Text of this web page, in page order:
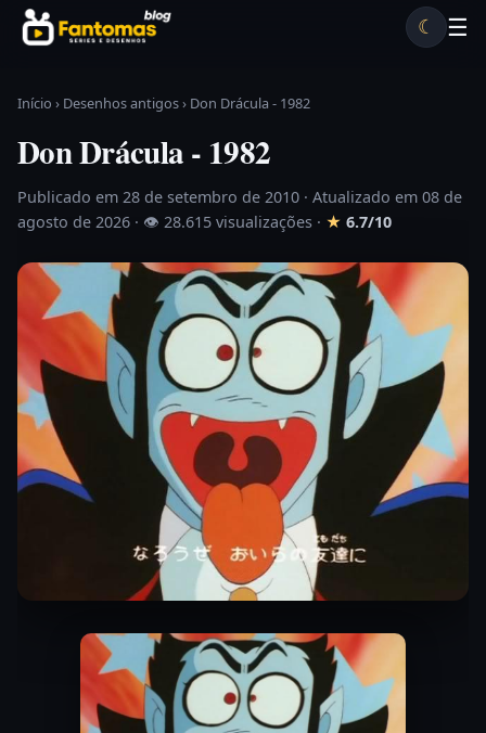
Pular para o conteúdo
☰
☾
Início › Desenhos antigos› Don Drácula - 1982
Don Drácula - 1982
Publicado em 28 de setembro de 2010 · Atualizado em 08 de
agosto de 2026 · 👁 28.615 visualizações · ★ 6.7/10